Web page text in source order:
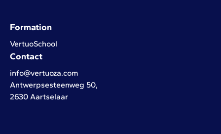
Formation
VertuoSchool
Contact
info@vertuoza.com
Antwerpsesteenweg 50,
2630 Aartselaar